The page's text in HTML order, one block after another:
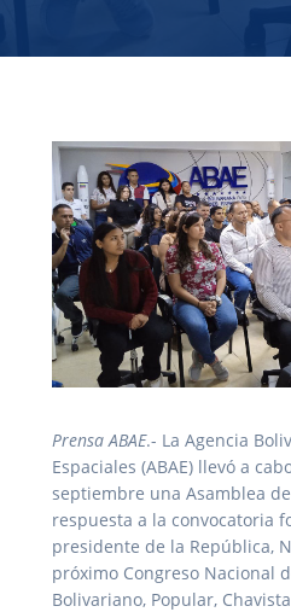
Prensa ABAE.- La Agencia
Espaciales (ABAE) llevó a
septiembre una Asamblea
respuesta a la convocatoria
presidente de la República,
próximo Congreso Nacional
Bolivariano, Popular,